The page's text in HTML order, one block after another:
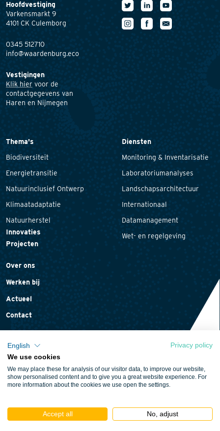
Hoofdvestiging
Varkensmarkt 9
4101 CK Culemborg
0345 512710
info@waardenburg.eco
Vestigingen
Klik hier voor de
contactgegevens van
Haren en Nijmegen
Thema's
Biodiversiteit
Energietransitie
Natuurinclusief Ontwerp
Klimaatadaptatie
Natuurherstel
Innovaties
Projecten
Diensten
Monitoring & Inventarisatie
Laboratoriumanalyses
Landschapsarchitectuur
Internationaal
Datamanagement
Wet- en regelgeving
Over ons
Werken bij
Actueel
Contact
Cookieverklaring
Algemene voorwaarden
English
Privacy policy
We use cookies
We may place these for analysis of our visitor data, to improve our website,
show personalised content and to give you a great website experience. For
more information about the cookies we use open the settings.
Accept all No, adjust